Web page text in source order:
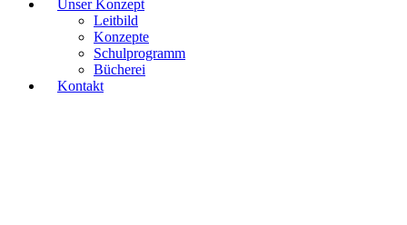
Unser Konzept
Leitbild
Konzepte
Schulprogramm
Bücherei
Kontakt